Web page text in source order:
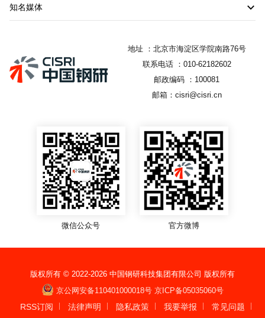
知名媒体
地址 ：北京市海淀区学院南路76号
联系电话 ：010-62182602
邮政编码 ：100081
邮箱：cisri@cisri.cn
微信公众号 官方微博
版权所有 © 2022-2026 中国钢研科技集团有限公司 版权所有
京公网安备110401000018号 京ICP备05035060号
RSS订阅 法律声明 隐私政策 我要举报 常见问题